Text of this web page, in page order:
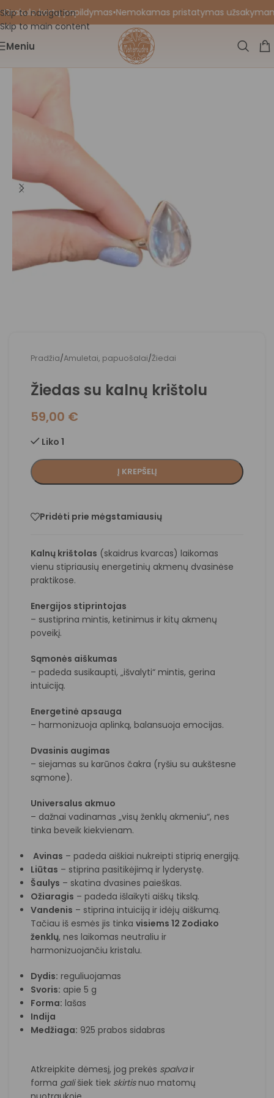
Skip to navigation
Skip to main content
kortų papildymas•Nemokamas pristatymas
Meniu
Pradžia/Amuletai, papuošalai/Žiedai
Žiedas su kalnų krištolu
59,00 €
Liko 1
Į KREPŠELĮ
Pridėti prie mėgstamiausių
Kalnų krištolas (skaidrus kvarcas) laikomas
vienu stipriausių energetinių akmenų dvasinėse
praktikose.
Energijos stiprintojas
– sustiprina mintis, ketinimus ir kitų akmenų
poveikį.
Sąmonės aiškumas
– padeda susikaupti, „išvalyti“ mintis, gerina
intuiciją.
Energetinė apsauga
– harmonizuoja aplinką, balansuoja emocijas.
Dvasinis augimas
– siejamas su karūnos čakra (ryšiu su aukštesne
sąmone).
Universalus akmuo
– dažnai vadinamas „visų ženklų akmeniu“, nes
tinka beveik kiekvienam.
Avinas – padeda aiškiai nukreipti stiprią energiją.
Liūtas – stiprina pasitikėjimą ir lyderystę.
Šaulys – skatina dvasines paieškas.
Ožiaragis – padeda išlaikyti aiškų tikslą.
Vandenis – stiprina intuiciją ir idėjų aiškumą.
Tačiau iš esmės jis tinka visiems 12 Zodiako
ženklų, nes laikomas neutraliu ir
harmonizuojančiu kristalu.
Dydis: reguliuojamas
Svoris: apie 5 g
Forma: lašas
Indija
Medžiaga: 925 prabos sidabras
Atkreipkite dėmesį, jog prekės spalvair
forma gališiek tiek skirtisnuo matomų